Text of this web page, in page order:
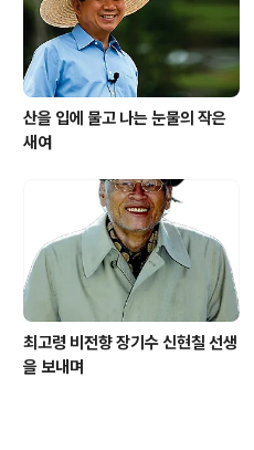
산을 입에 물고 나는 눈물의 작은
새여
최고령 비전향 장기수 신현칠 선생
을 보내며